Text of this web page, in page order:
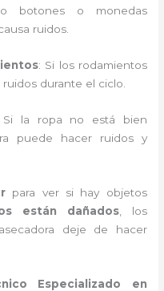
botones o monedas
ruidos.
: Si los rodamientos
durante el ciclo.
Si la ropa no está bien
puede hacer ruidos y
para ver si hay objetos
están dañados, los
deje de hacer
Especializado en